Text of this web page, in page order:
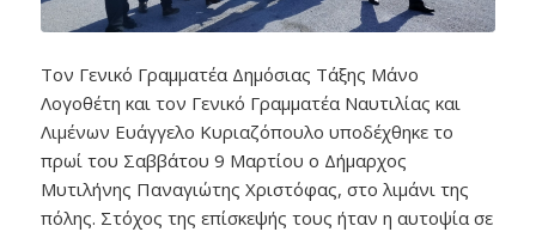
Τον Γενικό Γραμματέα Δημόσιας Τάξης Μάνο
Λογοθέτη και τον Γενικό Γραμματέα Ναυτιλίας και
Λιμένων Ευάγγελο Κυριαζόπουλο υποδέχθηκε το
πρωί του Σαββάτου 9 Μαρτίου ο Δήμαρχος
Μυτιλήνης Παναγιώτης Χριστόφας, στο λιμάνι της
πόλης. Στόχος της επίσκεψής τους ήταν η αυτοψία σε